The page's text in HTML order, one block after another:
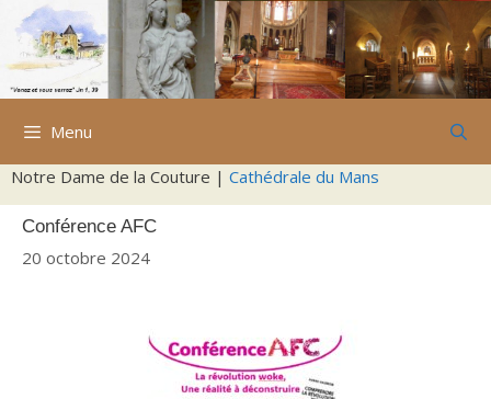
Aller
contenu
Menu
Notre Dame de la Couture | Cathédrale du Mans
Conférence AFC
20 octobre 2024